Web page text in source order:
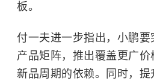
板。
付一夫进一步指出，小鹏
产品矩阵，推出覆盖更广
新品周期的依赖。同时，